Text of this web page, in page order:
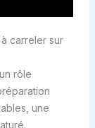
carreler sur
rôle
une